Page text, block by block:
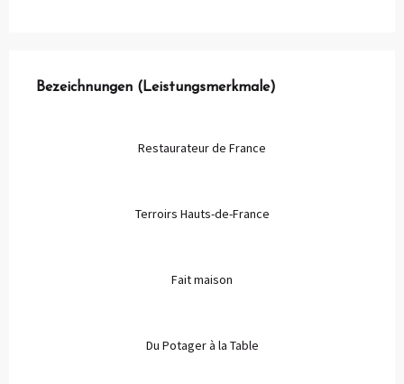
Bezeichnungen (Leistungsmerkmale)
Bezeichnungen (Leistungsmerkmale)
Restaurateur de France
Terroirs Hauts-de-France
Fait maison
Du Potager à la Table